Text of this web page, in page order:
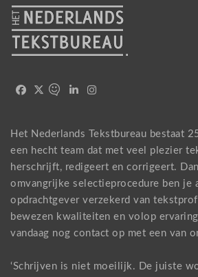
Het Nederlands Tekstbureau bestaat
een hecht team dat met veel plezier
herschrijft, redigeert en corrigeert.
omvangrijke selectieprocedure ben je
opdrachtgever verzekerd van
bewezen kwaliteiten en volop
vandaag nog contact op met een van
‘Schrijven is niet moeilijk. De juiste